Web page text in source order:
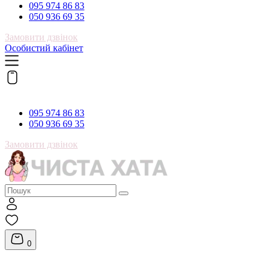
095 974 86 83
050 936 69 35
Замовити дзвінок
Особистий кабінет
095 974 86 83
050 936 69 35
Замовити дзвінок
0